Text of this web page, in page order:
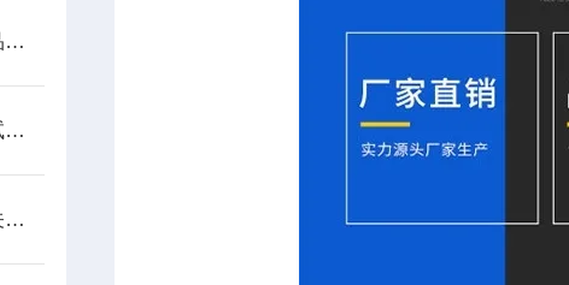
玻璃瓶耐内压力测试仪的产品特点
玻璃瓶耐内压力测试仪的测试原理
玻璃瓶耐内压力测试仪的相关介绍